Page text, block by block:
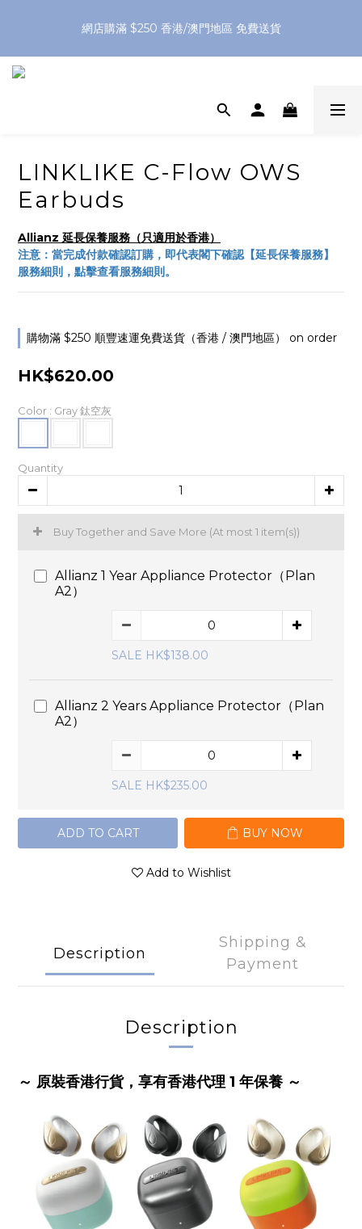
網店購滿 $250 香港/澳門地區 免費送貨
XPay（先買後付 免息分 3 期）- 新用戶首次消費滿 HK$100 即
LINKLIKE C-Flow OWS
Earbuds
Allianz 延長保養服務（只適用於香港）
注意：當完成付款確認訂購，即代表閣下確認【延長保養服務】
服務細則，點擊查看服務細則。
購物滿 $250 順豐速運免費送貨（香港 / 澳門地區） on order
HK$620.00
Color : Gray 鈦空灰
Quantity
Buy Together and Save More (At most 1 item(s))
Allianz 1 Year Appliance Protector（Plan
A2）
SALE HK$138.00
Allianz 2 Years Appliance Protector（Plan
A2）
SALE HK$235.00
ADD TO CART BUY NOW
Add to Wishlist
Description
Shipping &
Payment
Description
～ 原裝香港行貨，享有香港代理 1 年保養 ～